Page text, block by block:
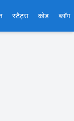
स्टैट्स कोड ब्लॉग